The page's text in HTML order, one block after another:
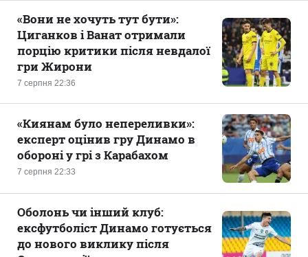
7 серпня 22:36
«Вони не хочуть тут бути»:
Циганков і Ванат отримали
порцію критики після невдалої
гри Жирони
7 серпня 22:33
«Киянам було непереливки»:
експерт оцінив гру Динамо в
обороні у грі з Карабахом
Оболонь чи інший клуб:
ексфутболіст Динамо готується
до нового виклику після